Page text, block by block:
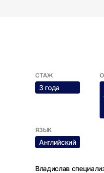
СТАЖ
3 года
ЯЗЫК
Английский
Владислав